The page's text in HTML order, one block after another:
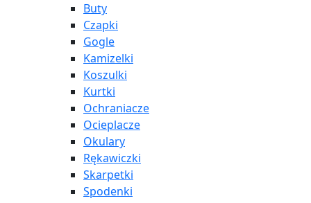
Buty
Czapki
Gogle
Kamizelki
Koszulki
Kurtki
Ochraniacze
Ocieplacze
Okulary
Rękawiczki
Skarpetki
Spodenki